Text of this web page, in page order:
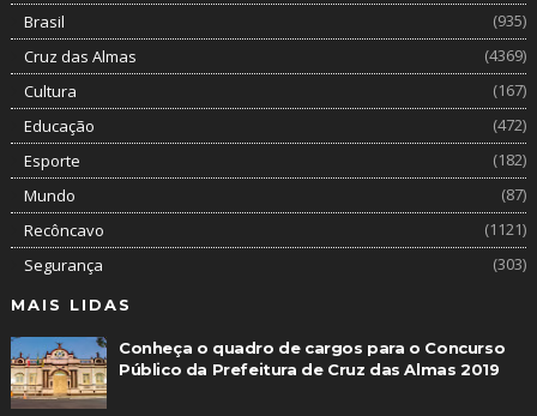
Brasil
(935)
Cruz das Almas
(4369)
Cultura
(167)
Educação
(472)
Esporte
(182)
Mundo
(87)
Recôncavo
(1121)
Segurança
(303)
MAIS LIDAS
Conheça o quadro de cargos para o Concurso
Público da Prefeitura de Cruz das Almas 2019